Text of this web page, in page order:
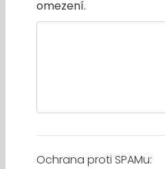
omezení.
Ochrana proti SPAMu: